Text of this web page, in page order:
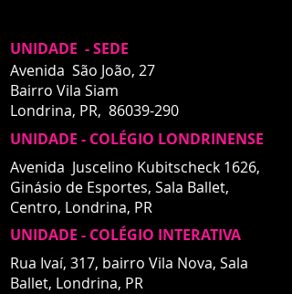
Avenida São João, 27
Bairro Vila Siam
Londrina, PR, 86039-290
UNIDADE - SEDE
UNIDADE - INTERATIVA
UNIDADE - COLÉGIO LONDRINENSE
Avenida Juscelino Kubitscheck 1626,
Ginásio de Esportes, Sala Ballet,
Centro, Londrina, PR
UNIDADE - COLÉGIO INTERATIVA
Rua Ivaí, 317, bairro Vila Nova, Sala
Ballet, Londrina, PR